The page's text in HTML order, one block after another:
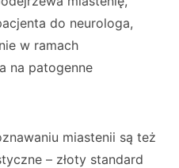
do neurologa,
w ramach
na patogenne
miastenii są też
– złoty standard